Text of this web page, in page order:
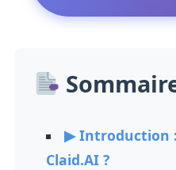
▶ Introduction :
Claid.AI ?